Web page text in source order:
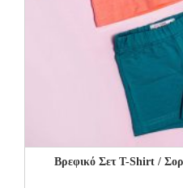
Βρεφικό Σετ Τ-Shirt /